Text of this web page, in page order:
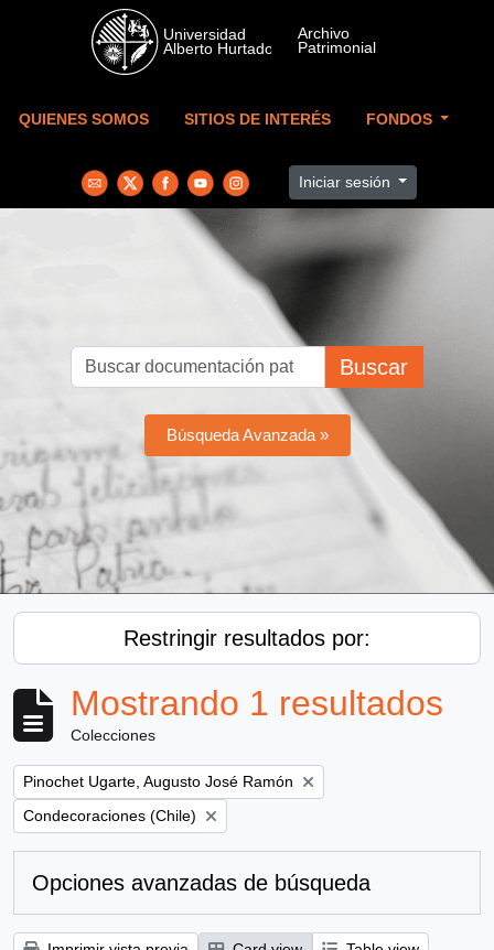
Skip to main content
QUIENES SOMOS SITIOS DE INTERÉS FONDOS
Iniciar sesión
Buscar
Búsqueda Avanzada »
Restringir resultados por:
Mostrando 1 resultados
Colecciones
Remove filter:
Pinochet Ugarte, Augusto José Ramón
Remove filter:
Condecoraciones (Chile)
Opciones avanzadas de búsqueda